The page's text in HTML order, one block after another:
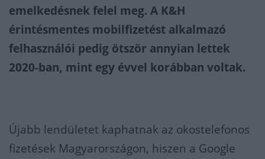
emelkedésnek felel meg. A K&H
érintésmentes mobilfizetést alkalmazó
felhasználói pedig ötször annyian lettek
2020-ban, mint egy évvel korábban voltak.
Újabb lendületet kaphatnak az okostelefonos
fizetések Magyarországon, hiszen a Google